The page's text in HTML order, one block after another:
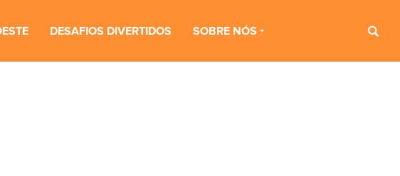
DESAFIOS DIVERTIDOS SOBRE NÓS